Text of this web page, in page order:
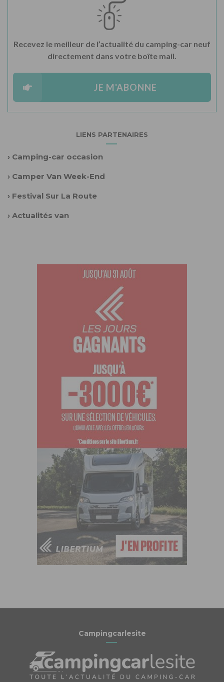
Recevez le meilleur de l’actualité du camping-car neuf
directement dans votre boîte mail.
JE M'ABONNE
LIENS PARTENAIRES
› Camping-car occasion
› Camper Van Week-End
› Festival Sur La Route
› Actualités van
Campingcarlesite